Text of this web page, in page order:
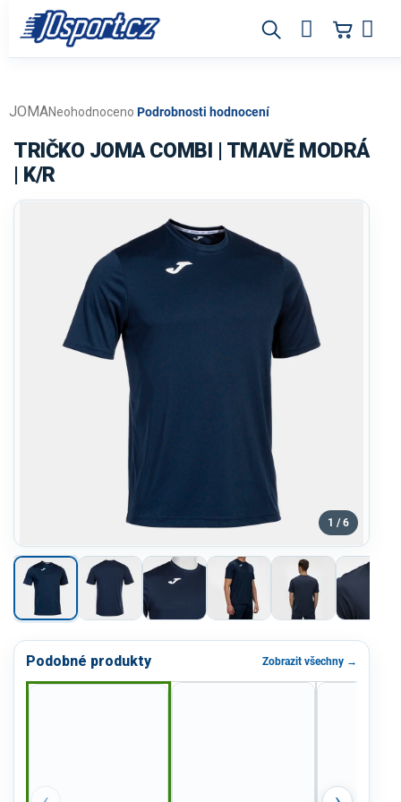
obsah
Průměrné
produktu
je
0,0
Neohodnoceno Podrobnosti hodnocení
JOMA
TRIČKO JOMA COMBI | TMAVĚ MODRÁ
| K/R
1 / 6
Podobné produkty Zobrazit všechny →